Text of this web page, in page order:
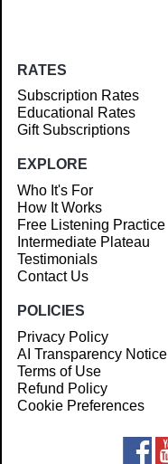
RATES
Subscription Rates
Educational Rates
Gift Subscriptions
EXPLORE
Who It's For
How It Works
Free Listening Practice
Intermediate Plateau
Testimonials
Contact Us
POLICIES
Privacy Policy
AI Transparency Notice
Terms of Use
Refund Policy
Cookie Preferences